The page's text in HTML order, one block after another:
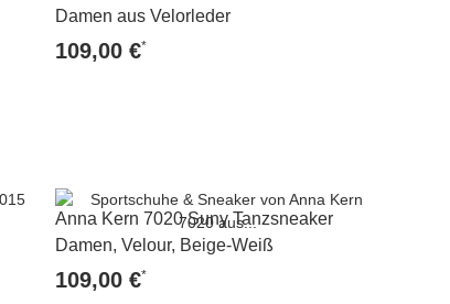
Damen aus Velorleder
109,00 €*
Anna Kern 7020 Suny Tanzsneaker
Damen, Velour, Beige-Weiß
109,00 €*